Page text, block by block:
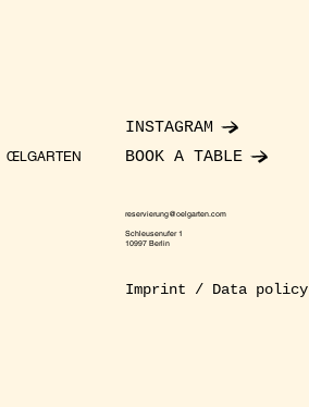
ŒLGARTEN
INSTAGRAM
BOOK A TABLE
reservierung@oelgarten.com
Schleusenufer 1
10997 Berlin
Imprint / Data policy